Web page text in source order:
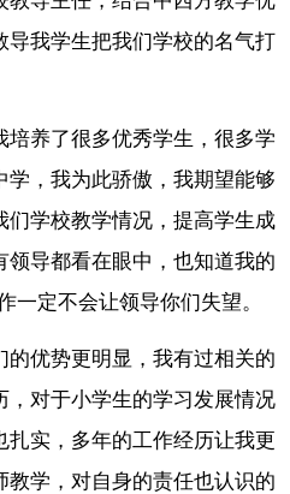
导我学生把我们学校的名气打
培养了很多优秀学生，很多学
，我为此骄傲，我期望能够
们学校教学情况，提高学生成
导都看在眼中，也知道我的
一定不会让领导你们失望。
的优势更明显，我有过相关的
，对于小学生的学习发展情况
实，多年的工作经历让我更
教学，对自身的责任也认识的